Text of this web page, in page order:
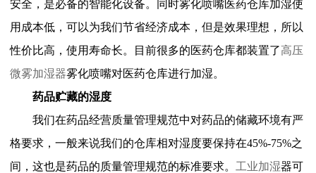
安全，是必备的智能化设备。同时雾化喷嘴医药仓库加湿使
用成本低，可以为我们节省经济成本，但是效果理想，所以
性价比高，使用寿命长。目前很多的医药仓库都装置了高压
微雾加湿器雾化喷嘴对医药仓库进行加湿。
药品贮藏的湿度
我们在药品经营质量管理规范中对药品的储藏环境有严
格要求，一般来说我们的仓库相对湿度要保持在45%-75%之
间，这也是药品的质量管理规范的标准要求。 工业加湿器可